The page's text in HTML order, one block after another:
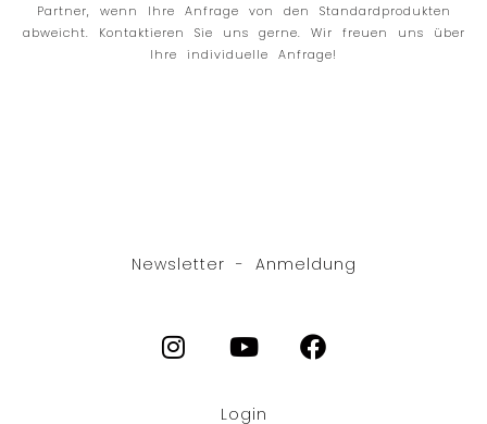
Partner, wenn Ihre Anfrage von den Standardprodukten
abweicht. Kontaktieren Sie uns gerne. Wir freuen uns über
Ihre individuelle Anfrage!
Newsletter - Anmeldung
Login